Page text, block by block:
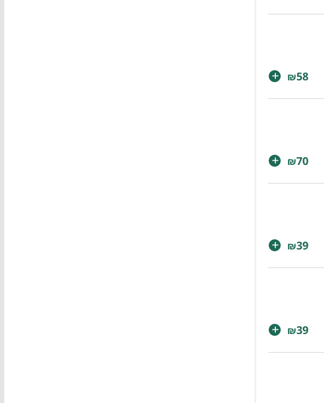
₪58
+
₪70
+
₪39
+
₪39
+